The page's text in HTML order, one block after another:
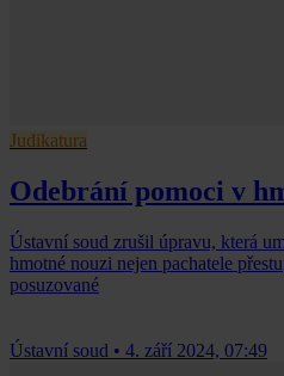
Judikatura
Odebrání pomoci v
Ústavní soud zrušil úpravu, která
hmotné nouzi nejen pachatele
posuzované
Ústavní soud • 4. září 2024, 07:49